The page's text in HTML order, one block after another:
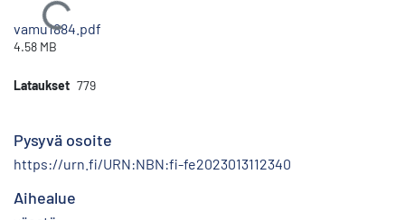
Ladataan...
vamu1884.pdf
4.58 MB
Lataukset 779
Pysyvä osoite
https://urn.fi/URN:NBN:fi-fe2023013112340
Aihealue